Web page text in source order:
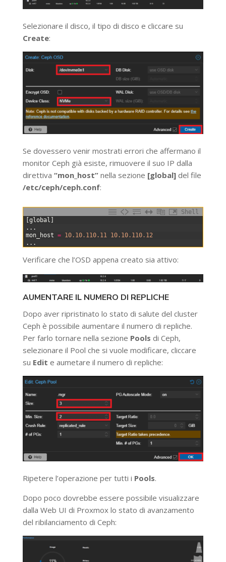
Selezionare il disco, il tipo di disco e cliccare su
Create:
Se dovessero venir mostrati errori che affermano il
monitor Ceph già esiste, rimuovere il suo IP dalla
direttiva “mon_host”nella sezione [global]del file
/etc/ceph/ceph.conf:
Shell
global
. . .
mon_host = 10.10.110.11 10.10.110.12
. . .
Verificare che l’OSD appena creato sia attivo:
AUMENTARE IL NUMERO DI REPLICHE
Dopo aver ripristinato lo stato di salute del cluster
Ceph è possibile aumentare il numero di repliche.
Per farlo tornare nella sezione Pools di Ceph,
selezionare il Pool che si vuole modificare, cliccare
su Edit e aumetare il numero di repliche:
Ripetere l’operazione per tutti i Pools.
Dopo poco dovrebbe essere possibile visualizzare
dalla Web UI di Proxmox lo stato di avanzamento
del ribilanciamento di Ceph: